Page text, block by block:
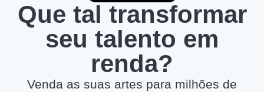
Que tal transformar
seu talento em
renda?
Venda as suas artes para milhões de